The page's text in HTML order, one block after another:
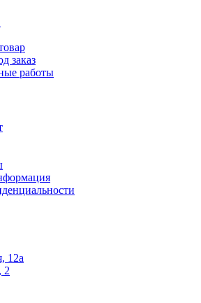
заказ
работы
12а
2